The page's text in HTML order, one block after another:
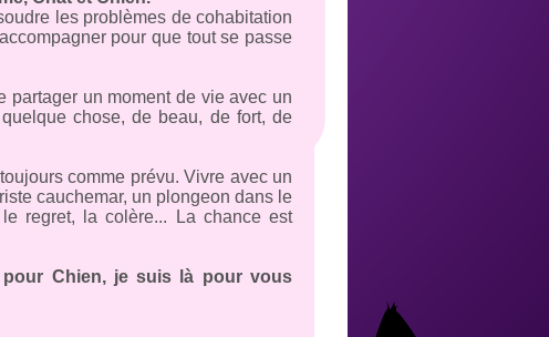
les problèmes de cohabitation
pour que tout se passe
partager un moment de vie avec un
chose, de beau, de fort, de
comme prévu. Vivre avec un
cauchemar, un plongeon dans le
regret, la colère... La chance est
Chien, je suis là pour vous